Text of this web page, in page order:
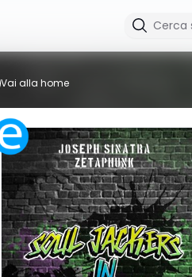
Vai alla home